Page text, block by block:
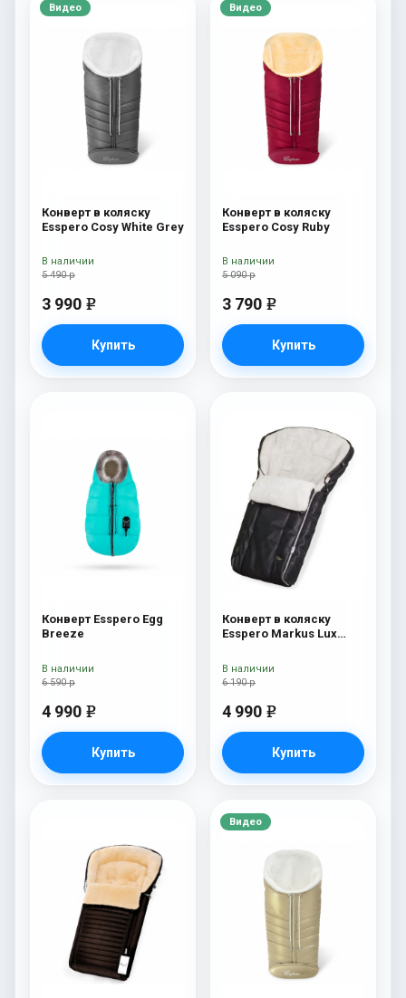
Видео
Конверт в коляску
Esspero Cosy White Grey
5 490 р
3 990 e
Купить
В наличии
Видео
Конверт в коляску
Esspero Cosy Ruby
5 090 р
3 790 e
Купить
В наличии
Конверт Esspero Egg
Breeze
6 590 р
4 990 e
Купить
В наличии
Конверт в коляску
Esspero Markus Lux
овечья шерсть) Black
6 190 р
4 990 e
Купить
В наличии
Видео